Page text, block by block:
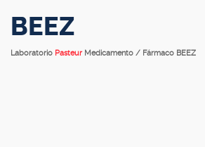
BEEZ
Laboratorio Pasteur Medicamento / Fármaco BEEZ